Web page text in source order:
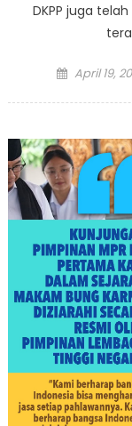
DKPP juga
Posted
April 19,